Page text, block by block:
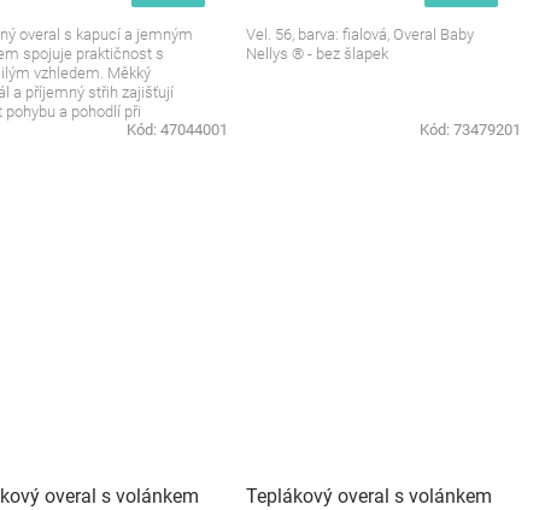
overal s kapucí a jemným
spojuje praktičnost s
vzhledem. Měkký
a příjemný střih zajišťují
pohybu a pohodlí při
Kód: 47044001
Vel. 56, barva: fialová, Overal Baby
Nellys ® - bez šlapek
Kód: 73479201
overal s volánkem
Teplákový overal s volánkem